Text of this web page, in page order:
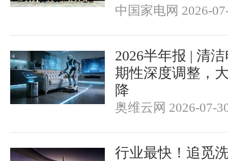
中国家电网 2026-
2026半年报 | 清
期性深度调整，
降
奥维云网 2026-07-
行业最快！追觅